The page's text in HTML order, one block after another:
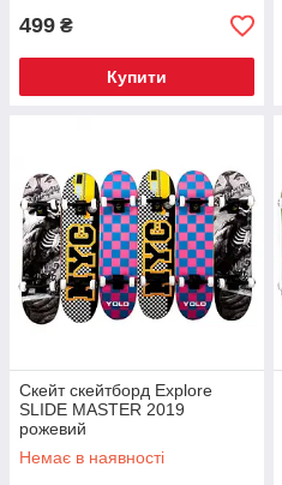
499 ₴
Купити
Скейт скейтборд Explore
SLIDE MASTER 2019
рожевий
Немає в наявності